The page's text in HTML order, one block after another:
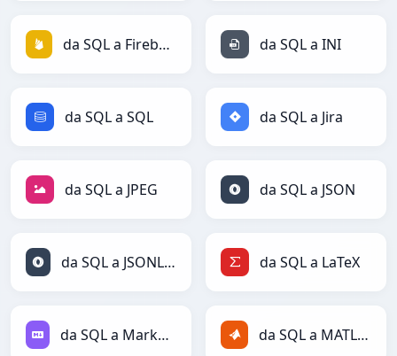
da SQL a Firebase da SQL a INI
da SQL a SQL da SQL a Jira
da SQL a JPEG da SQL a JSON
da SQL a JSONLines da SQL a LaTeX
da SQL a Markdown da SQL a MATLAB